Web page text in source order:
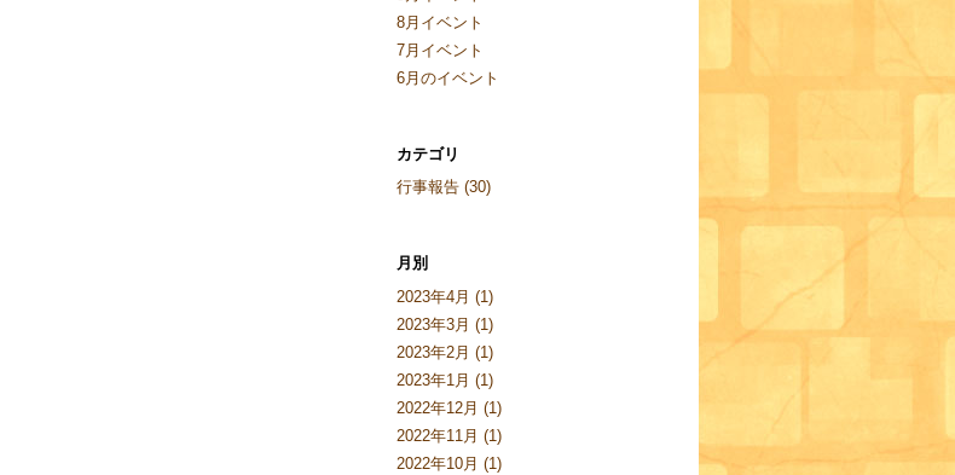
8月イベント
7月イベント
6月のイベント
カテゴリ
行事報告 (30)
月別
2023年4月 (1)
2023年3月 (1)
2023年2月 (1)
2023年1月 (1)
2022年12月 (1)
2022年11月 (1)
2022年10月 (1)